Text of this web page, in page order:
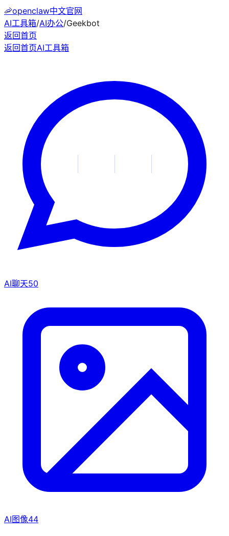
🦐openclaw中文官网
AI工具箱/AI办公/Geekbot
返回首页
返回首页AI工具箱
AI聊天50
AI图像44